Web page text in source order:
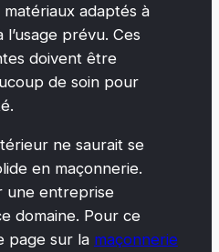
adaptés à
prévu. Ces
doivent être
de soin pour
ne saurait se
en maçonnerie.
une entreprise
domaine. Pour ce
page sur la maçonnerie